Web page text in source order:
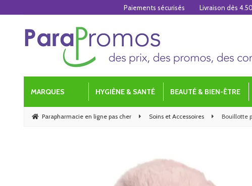
MARQUES HYGIÈNE & SANTÉ BEAUTÉ & BIEN-ÊTRE
Parapharmacie en ligne pas cher Soins et Accessoires Bouillotte
Paiements sécurisés Livraison dès